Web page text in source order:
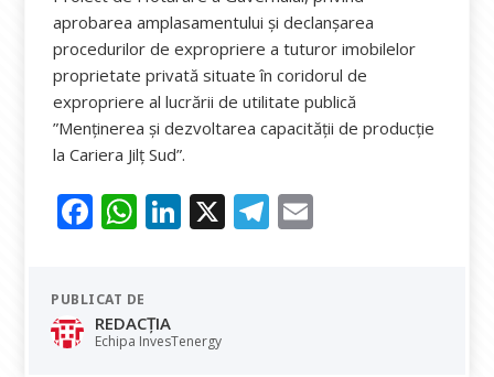
aprobarea amplasamentului şi declanşarea
procedurilor de expropriere a tuturor imobilelor
proprietate privată situate în coridorul de
expropriere al lucrării de utilitate publică
”Menţinerea şi dezvoltarea capacităţii de producţie
la Cariera Jilţ Sud”.
F
e
b
o
W
at
s
A
Li
dI
X T
PUBLICAT DE
REDACȚIA
Echipa InvesTenergy